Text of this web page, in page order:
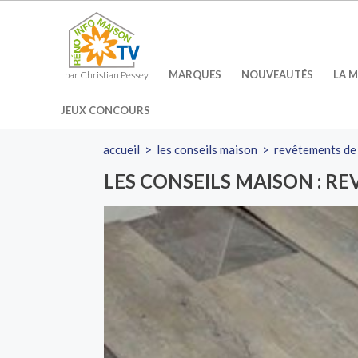
par Christian Pessey MARQUES NOUVEAUTÉS LA
JEUX CONCOURS
accueil > les conseils maison >revêtements
LES CONSEILS MAISON :